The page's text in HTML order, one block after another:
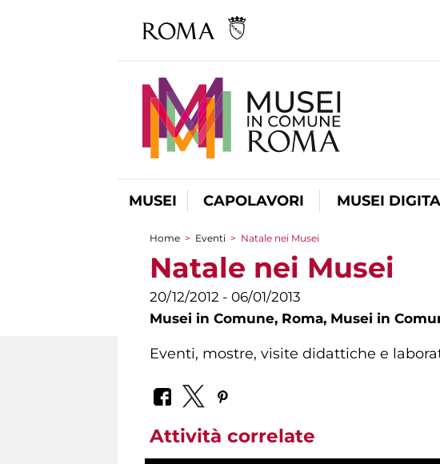
MUSEI CAPOLAVORI MUSEI
Tu sei qui
Home > Eventi > Natale nei Musei
Natale nei Musei
20/12/2012 - 06/01/2013
Musei in Comune, Roma, Musei in
Eventi, mostre, visite didattiche e
Attività correlate